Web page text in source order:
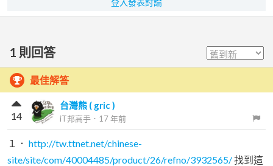
登入發表討論
1 則回答
最佳解答
台灣熊 ( gric )
iT邦高手 ． 17 年前
14
１． http://tw.ttnet.net/chinese-
site/site/com/40004485/product/26/refno/3932565/找到這